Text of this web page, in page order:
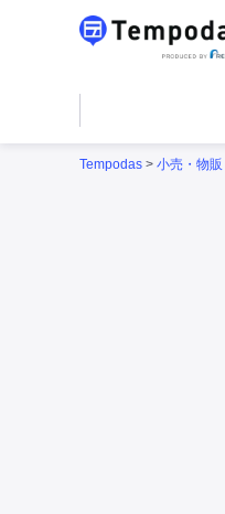
Tempodas > 小売・物販